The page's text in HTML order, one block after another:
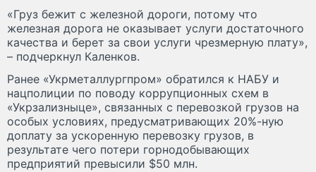
«Груз бежит с железной дороги, потому что
железная дорога не оказывает услуги достаточного
качества и берет за свои услуги чрезмерную плату»,
– подчеркнул Каленков.
Ранее «Укрметаллургпром» обратился к НАБУ и
нацполиции по поводу коррупционных схем в
«Укрзализныце», связанных с перевозкой грузов на
особых условиях, предусматривающих 20%-ную
доплату за ускоренную перевозку грузов, в
результате чего потери горнодобывающих
предприятий превысили $50 млн.